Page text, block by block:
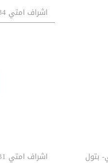
اشراف امتي 34- المدرسة ندى سليم- أمينة شعلان
بتول